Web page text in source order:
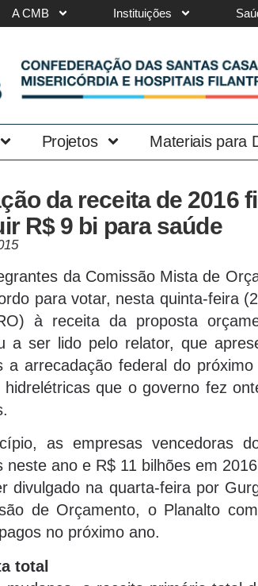
A CMB Instituições
Projetos Materiais para
da receita de 2016
R$ 9 bi para saúde
da Comissão Mista de
para votar, nesta quinta-feira
à receita da proposta
a ser lido pelo relator, que
a arrecadação federal do
hidrelétricas que o governo fez
as empresas vencedoras
neste ano e R$ 11 bilhões em
divulgado na quarta-feira por
de Orçamento, o Planalto
no próximo ano.
total